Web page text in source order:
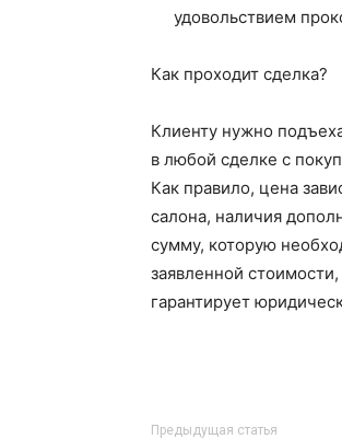
удовольствием
Как проходит сделка?
Клиенту нужно
в любой сделке с
Как правило, цена
салона, наличия
сумму, которую
заявленной
гарантирует
Предыдущая статья